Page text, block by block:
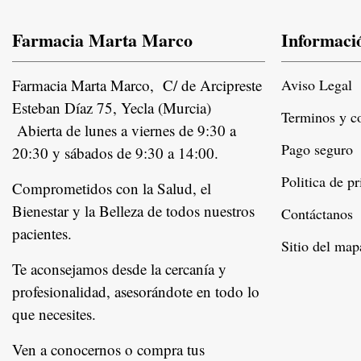
Farmacia Marta Marco
Farmacia Marta Marco, C/ de Arcipreste
Esteban Díaz 75, Yecla (Murcia)
Abierta de lunes a viernes de 9:30 a
20:30 y sábados de 9:30 a 14:00.
Comprometidos con la Salud, el
Bienestar y la Belleza de todos nuestros
pacientes.
Te aconsejamos desde la cercanía y
profesionalidad, asesorándote en todo lo
que necesites.
Ven a conocernos o compra tus
Aviso Legal
Terminos y
Pago seguro
Politica de
Contáctanos
Sitio del